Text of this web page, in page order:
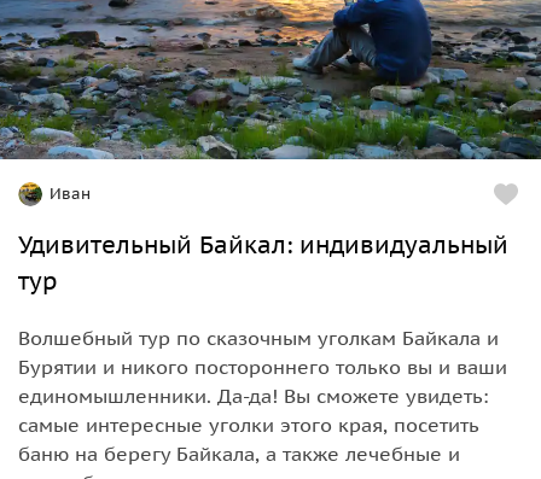
Иван
Удивительный Байкал: индивидуальный
тур
Волшебный тур по сказочным уголкам Байкала и
Бурятии и никого постороннего только вы и ваши
единомышленники. Да-да! Вы сможете увидеть:
самые интересные уголки этого края, посетить
баню на берегу Байкала, а также лечебные и